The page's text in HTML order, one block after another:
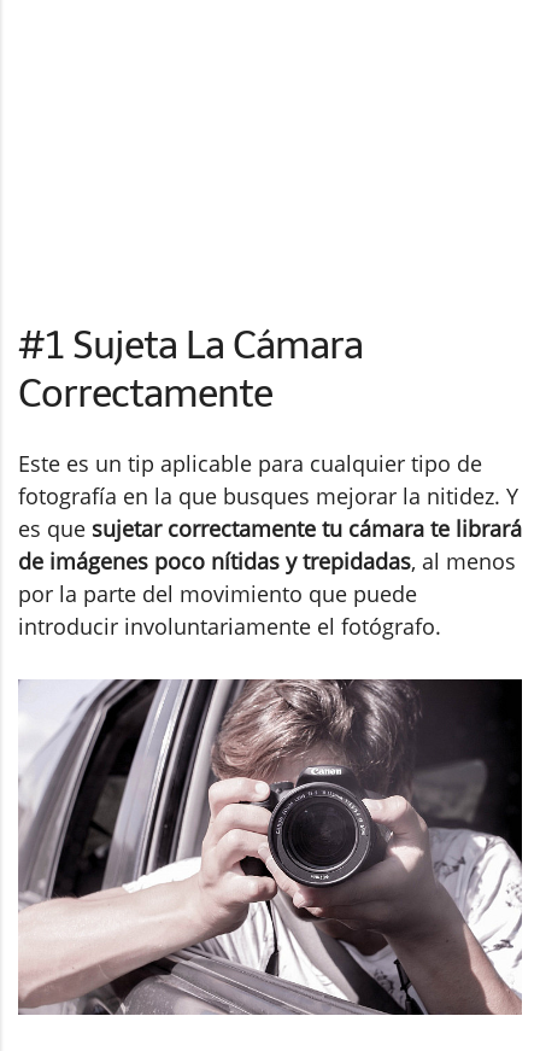
#1 Sujeta La Cámara
Correctamente
Este es un tip aplicable para cualquier tipo de
fotografía en la que busques mejorar la nitidez. Y
es que sujetar correctamente tu cámara te librará
de imágenes poco nítidas y trepidadas, al menos
por la parte del movimiento que puede
introducir involuntariamente el fotógrafo.